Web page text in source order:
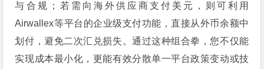
与合规；若需向海外供应商支付美元，则可利用
Airwallex等平台的企业级支付功能，直接从外币余额中
划付，避免二次汇兑损失。通过这种组合拳，您不仅能
实现成本最小化，更能有效分散单一平台政策变动或技